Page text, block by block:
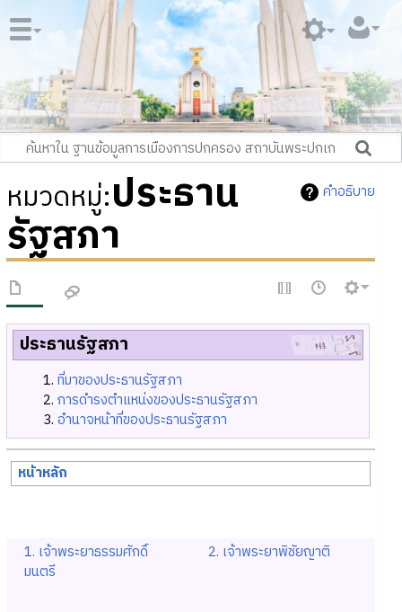
คำอธิบาย
หมวดหมู่:ประธาน
รัฐสภา
ประธานรัฐสภา
ที่มาของประธานรัฐสภา
การดำรงตำแหน่งของประธานรัฐสภา
อำนาจหน้าที่ของประธานรัฐสภา
หน้าหลัก
1. เจ้าพระยาธรรมศักดิ์
มนตรี
2. เจ้าพระยาพิชัยญาติ